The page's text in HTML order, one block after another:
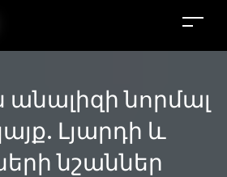
անալիզի նորմալ
Լյարդի և
նշաններ